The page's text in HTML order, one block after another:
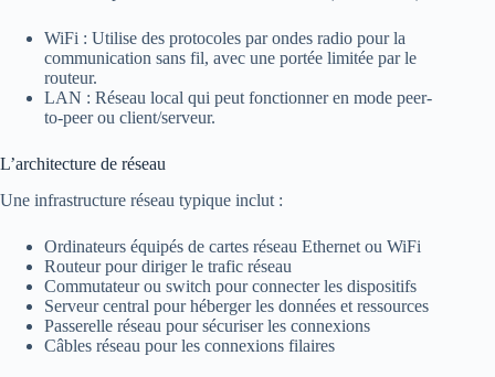
WiFi : Utilise des protocoles par ondes radio pour la
communication sans fil, avec une portée limitée par le
routeur.
LAN : Réseau local qui peut fonctionner en mode peer-
to-peer ou client/serveur.
L’architecture de réseau
Une infrastructure réseau typique inclut :
Ordinateurs équipés de cartes réseau Ethernet ou WiFi
Routeur pour diriger le trafic réseau
Commutateur ou switch pour connecter les dispositifs
Serveur central pour héberger les données et ressources
Passerelle réseau pour sécuriser les connexions
Câbles réseau pour les connexions filaires